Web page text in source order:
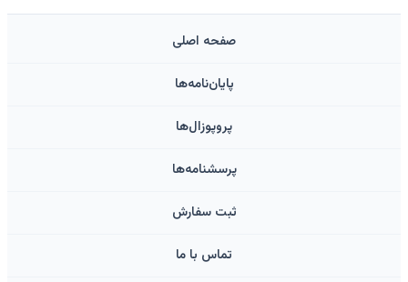
صفحه اصلی
پایان‌نامه‌ها
پروپوزال‌ها
پرسشنامه‌ها
ثبت سفارش
تماس با ما